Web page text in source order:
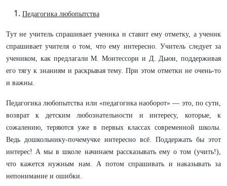
Педагогика любопытства
Тут не учитель спрашивает ученика и ставит ему отметку, а ученик
спрашивает учителя о том, что ему интересно. Учитель следует за
учеником, как предлагали М. Монтессори и Д. Дьюи, поддерживая
его тягу к знаниям и раскрывая тему. При этом отметки не очень-то
и важны.
Педагогика любопытства или «педагогика наоборот» — это, по сути,
возврат к детским любознательности и интересу, которые, к
сожалению, теряются уже в первых классах современной школы.
Ведь дошкольнику-почемучке интересно всё. Поддержать бы этот
интерес! А мы в школе начинаем рассказывать ему о том (учить!),
что кажется нужным нам. А потом спрашивать и наказывать за
непонимание и ошибки.